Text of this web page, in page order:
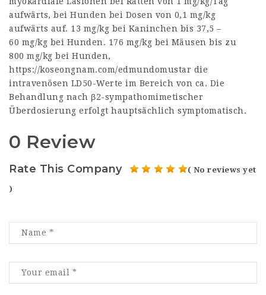
aufwärts, bei Hunden bei Dosen von 0,1 mg/kg
aufwärts auf. 13 mg/kg bei Kaninchen bis 37,5 –
60 mg/kg bei Hunden. 176 mg/kg bei Mäusen bis zu
800 mg/kg bei Hunden,
https://koseongnam.com/edmundomustar die
intravenösen LD50-Werte im Bereich von ca. Die
Behandlung nach β2-sympathomimetischer
Überdosierung erfolgt hauptsächlich symptomatisch.
0 Review
Rate This Company ( No reviews yet
)